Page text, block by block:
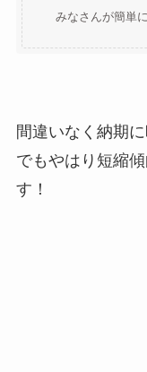
みなさんが簡単
間違いなく納期
でもやはり短縮
す！